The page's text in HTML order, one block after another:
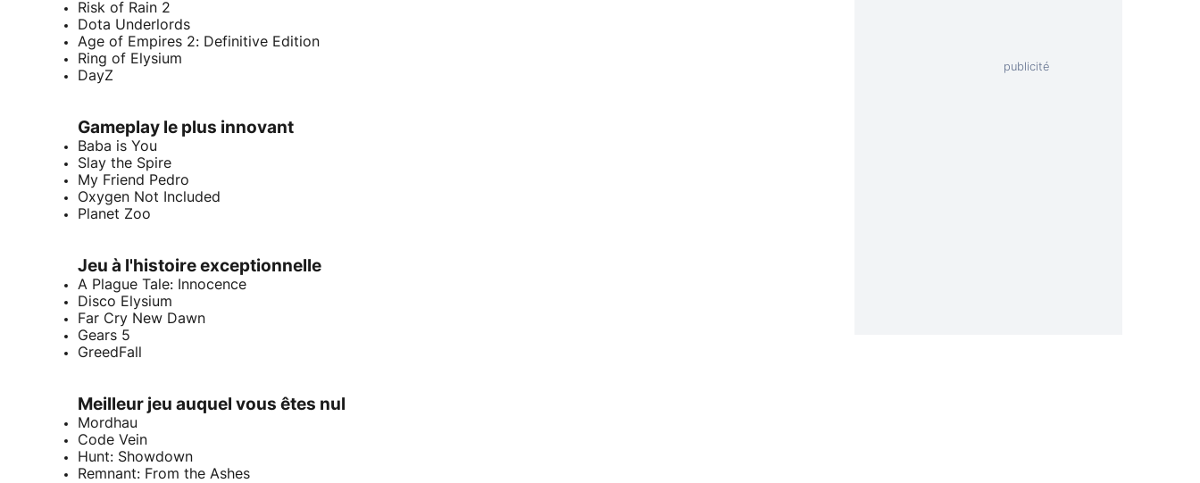
Risk of Rain 2
Dota Underlords
Age of Empires 2: Definitive Edition
Ring of Elysium
DayZ
Gameplay le plus innovant
Baba is You
Slay the Spire
My Friend Pedro
Oxygen Not Included
Planet Zoo
Jeu à l'histoire exceptionnelle
A Plague Tale: Innocence
Disco Elysium
Far Cry New Dawn
Gears 5
GreedFall
Meilleur jeu auquel vous êtes nul
Mordhau
Code Vein
Hunt: Showdown
Remnant: From the Ashes